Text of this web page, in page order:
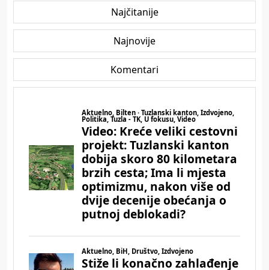
Najčitanije
Najnovije
Komentari